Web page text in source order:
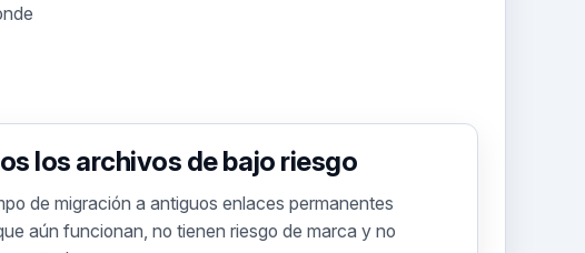
los archivos de bajo riesgo
de migración a antiguos enlaces permanentes
aún funcionan, no tienen riesgo de marca y no